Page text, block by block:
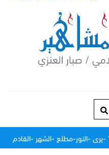
-يرى -النور-مطلع -الشهر -القادم